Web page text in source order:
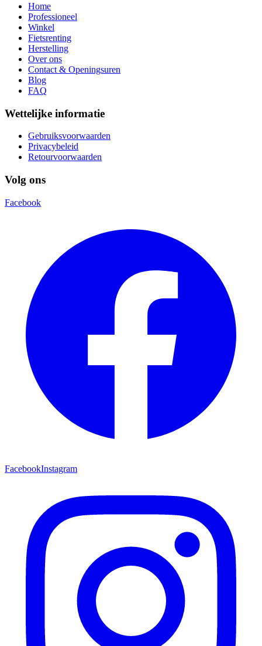
Home
Professioneel
Winkel
Fietsrenting
Herstelling
Over ons
Contact & Openingsuren
Blog
FAQ
Wettelijke informatie
Gebruiksvoorwaarden
Privacybeleid
Retourvoorwaarden
Volg ons
Facebook
FacebookInstagram